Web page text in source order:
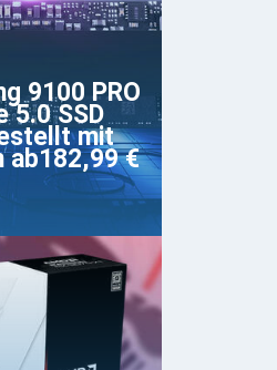
9100 PRO
5.0 SSD
mit
ab182,99 €